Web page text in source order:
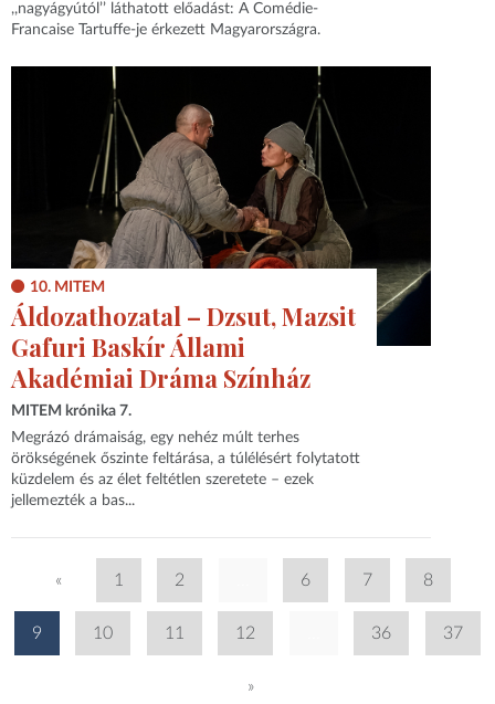
,,nagyágyútól’’ láthatott előadást: A Comédie-
Francaise Tartuffe-je érkezett Magyarországra.
10. MITEM
Áldozathozatal – Dzsut, Mazsit
Gafuri Baskír Állami
Akadémiai Dráma Színház
MITEM krónika 7.
Megrázó drámaiság, egy nehéz múlt terhes
örökségének őszinte feltárása, a túlélésért folytatott
küzdelem és az élet feltétlen szeretete – ezek
jellemezték a bas...
« 1 2 6 7 8
9 10 11 12 36 37
»